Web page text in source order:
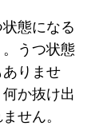
態になる
うつ状態
りませ
か抜け出
せん。